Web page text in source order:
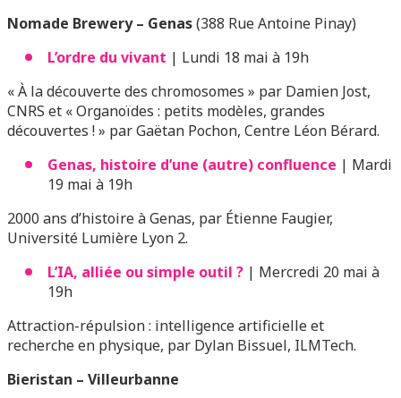
Nomade Brewery – Genas(388 Rue Antoine Pinay)
L’ordre du vivant | Lundi 18 mai à 19h
« À la découverte des chromosomes » par Damien Jost,
CNRS et « Organoïdes : petits modèles, grandes
découvertes ! » par Gaëtan Pochon, Centre Léon Bérard.
Genas, histoire d’une (autre) confluence | Mardi
19 mai à 19h
2000 ans d’histoire à Genas, par Étienne Faugier,
Université Lumière Lyon 2.
L’IA, alliée ou simple outil ? | Mercredi 20 mai à
19h
Attraction-répulsion : intelligence artificielle et
recherche en physique, par Dylan Bissuel, ILMTech.
Bieristan – Villeurbanne